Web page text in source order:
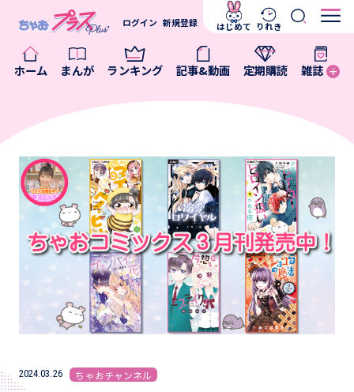
ホーム まんが ランキング 記事&動画 定期購読 雑誌
ログイン 新規登録 はじめて りれき
2024.03.26 ちゃおチャンネル